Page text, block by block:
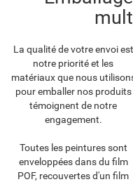
La qualité de votre envoi est
notre priorité et les
matériaux que nous
pour emballer nos produits
témoignent de notre
engagement.
Toutes les peintures sont
enveloppées dans du film
POF, recouvertes d'un film